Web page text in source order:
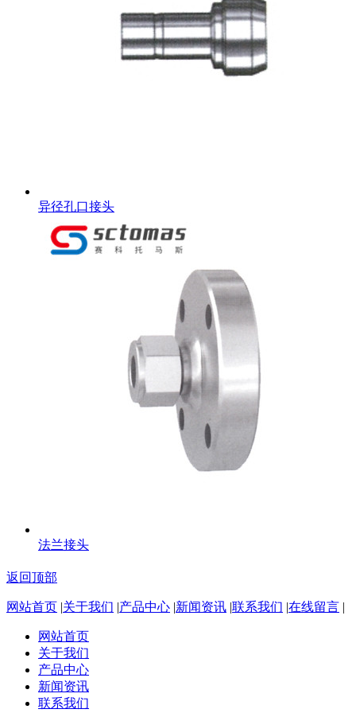
异径孔口接头
法兰接头
返回顶部
网站首页 |关于我们 |产品中心 |新闻资讯 |联系我们 |在线留言 |
网站首页
关于我们
产品中心
新闻资讯
联系我们